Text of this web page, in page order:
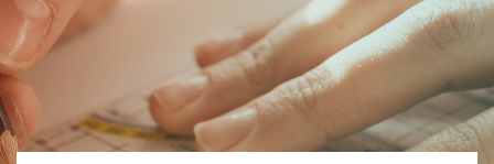
OVER ONS
CONTACT